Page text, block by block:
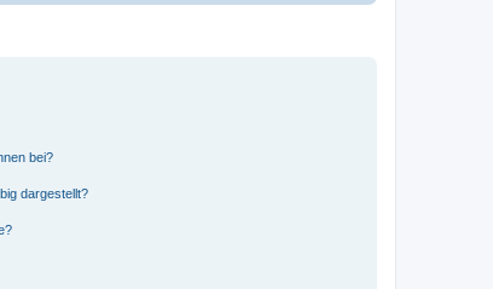
bei?
dargestellt?